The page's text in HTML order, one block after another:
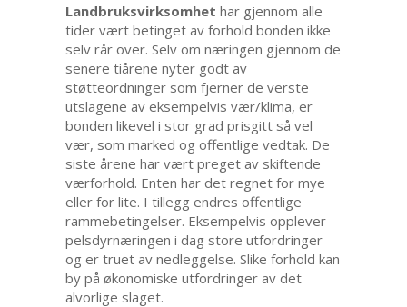
Landbruksvirksomhet har gjennom alle
tider vært betinget av forhold bonden ikke
selv rår over. Selv om næringen gjennom de
senere tiårene nyter godt av
støtteordninger som fjerner de verste
utslagene av eksempelvis vær/klima, er
bonden likevel i stor grad prisgitt så vel
vær, som marked og offentlige vedtak. De
siste årene har vært preget av skiftende
værforhold. Enten har det regnet for mye
eller for lite. I tillegg endres offentlige
rammebetingelser. Eksempelvis opplever
pelsdyrnæringen i dag store utfordringer
og er truet av nedleggelse. Slike forhold kan
by på økonomiske utfordringer av det
alvorlige slaget.